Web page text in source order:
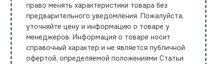
право менять характеристики товара без
предварительного уведомления. Пожалуйста,
уточняйте цену и информацию о товаре у
менеджеров. Информация о товаре носит
справочный характер и не является публичной
офертой, определяемой положениями Статьи